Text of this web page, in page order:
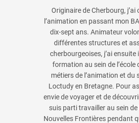
Originaire de Cherbourg, j’ai
l’animation en passant mon
dix-sept ans. Animateur
différentes structures et
cherbourgeoises, j’ai ensuite
formation au sein de l’école
métiers de l’animation et du
Loctudy en Bretagne. Pour
envie de voyager et de
suis parti travailler au sein de
Nouvelles Frontières pendant